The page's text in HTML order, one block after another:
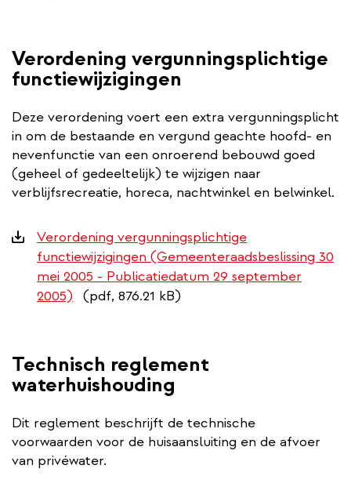
Verordening vergunningsplichtige
functiewijzigingen
Deze verordening voert een extra vergunningsplicht
in om de bestaande en vergund geachte hoofd- en
nevenfunctie van een onroerend bebouwd goed
(geheel of gedeeltelijk) te wijzigen naar
verblijfsrecreatie, horeca, nachtwinkel en belwinkel.
Downloads
Verordening vergunningsplichtige
functiewijzigingen (Gemeenteraadsbeslissing 30
mei 2005 - Publicatiedatum 29 september
2005)
(pdf, 876.21 kB)
Technisch reglement
waterhuishouding
Dit reglement beschrijft de technische
voorwaarden voor de huisaansluiting en de afvoer
van privéwater.